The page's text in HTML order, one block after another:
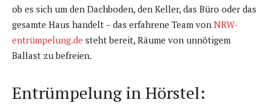
ob es sich um den Dachboden, den Keller, das Büro oder das
gesamte Haus handelt – das erfahrene Team von NRW-
entrümpelung.de steht bereit, Räume von unnötigem
Ballast zu befreien.
Entrümpelung in Hörstel: